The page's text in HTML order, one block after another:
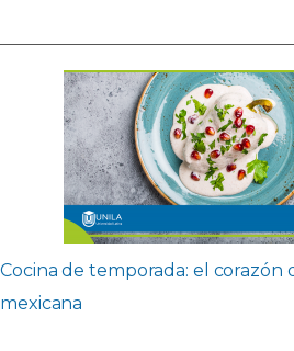
Cocina de temporada: el corazón
mexicana